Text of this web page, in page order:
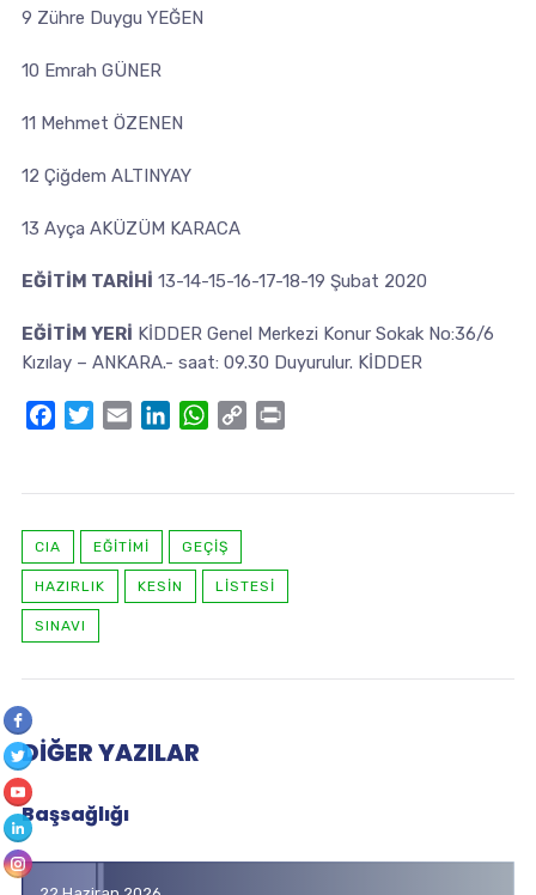
9 Zühre Duygu YEĞEN
10 Emrah GÜNER
11 Mehmet ÖZENEN
12 Çiğdem ALTINYAY
13 Ayça AKÜZÜM KARACA
EĞİTİM TARİHİ 13-14-15-16-17-18-19 Şubat 2020
EĞİTİM YERİ KİDDER Genel Merkezi Konur Sokak No:36/6
Kızılay – ANKARA.- saat: 09.30 Duyurulur. KİDDER
FacebookTwitter
Email LinkedInWhatsApp
Copy
CIA EĞITIMI GEÇİŞ
HAZIRLIK KESİN LİSTESİ
SINAVI
DIĞER YAZILAR
Başsağlığı